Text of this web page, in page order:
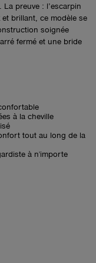
preuve : l’escarpin
brillant, ce modèle se
soignée
fermé et une bride
à la cheville
tout au long de la
à n'importe